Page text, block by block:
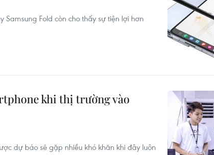
Fold còn cho thấy sự tiện lợi hơn
khi thị trường vào
dự báo sẽ gặp nhiều khó khăn khi đây luôn